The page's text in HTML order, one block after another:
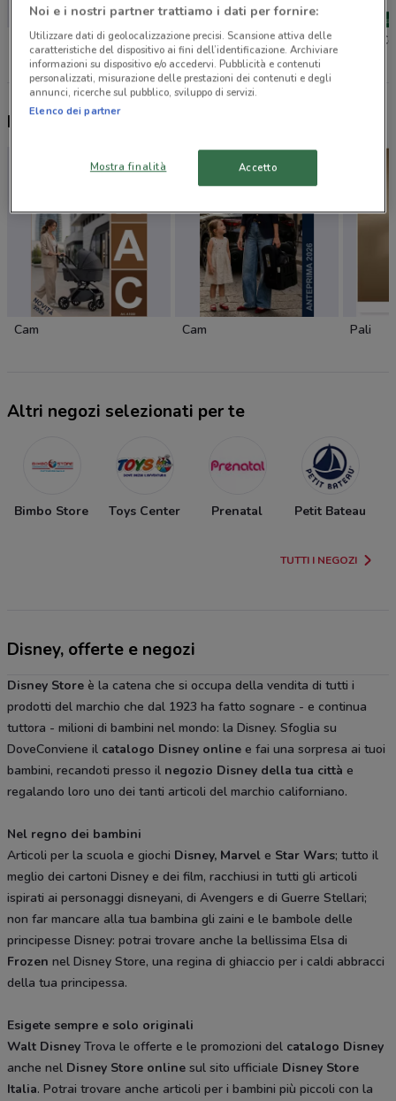
Bimbo Store Toys Center Toys
Nuovi prodotti da provare
Cam Cam Pali
Altri negozi selezionati per te
Bimbo Store Toys Center Prenatal Petit Bateau
TUTTI I NEGOZI
Disney, offerte e negozi
Disney Store è la catena che si occupa della vendita di tutti i
prodotti del marchio che dal 1923 ha fatto sognare - e continua
tuttora - milioni di bambini nel mondo: la Disney. Sfoglia su
DoveConviene il catalogo Disney online e fai una sorpresa ai tuoi
bambini, recandoti presso il negozio Disney della tua città e
regalando loro uno dei tanti articoli del marchio californiano.
Nel regno dei bambini
Articoli per la scuola e giochi Disney, Marvel e Star Wars; tutto il
meglio dei cartoni Disney e dei film, racchiusi in tutti gli articoli
ispirati ai personaggi disneyani, di Avengers e di Guerre Stellari;
non far mancare alla tua bambina gli zaini e le bambole delle
principesse Disney: potrai trovare anche la bellissima Elsa di
Frozen nel Disney Store, una regina di ghiaccio per i caldi abbracci
della tua principessa.
Esigete sempre e solo originali
Walt Disney Trova le offerte e le promozioni del catalogo Disney
anche nel Disney Store online sul sito ufficiale Disney Store
Italia. Potrai trovare anche articoli per i bambini più piccoli con la
Noi e i nostri partner trattiamo i dati per fornire:
Utilizzare dati di geolocalizzazione precisi. Scansione attiva delle
caratteristiche del dispositivo ai fini dell’identificazione. Archiviare
informazioni su dispositivo e/o accedervi. Pubblicità e contenuti
personalizzati, misurazione delle prestazioni dei contenuti e degli
annunci, ricerche sul pubblico, sviluppo di servizi.
Elenco dei partner
Mostra finalità Accetto